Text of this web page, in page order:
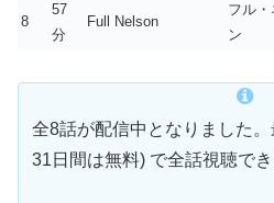
8
57
分
Full Nelson
フル・
ン
全8話が配信中となりました
31日間は無料) で全話視聴でき